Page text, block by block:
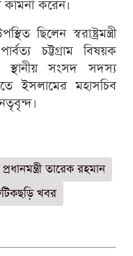
করেন।
ছিলেন স্বরাষ্ট্রমন্ত্রী
চট্টগ্রাম বিষয়ক
স্থানীয় সংসদ সদস্য
ইসলামের মহাসচিব
প্রধানমন্ত্রী তারেক রহমান
খবর